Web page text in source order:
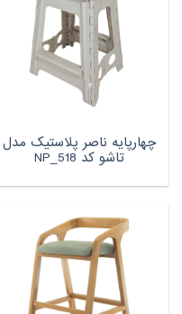
چهارپایه ناصر پلاستیک مدل
تاشو کد NP_518